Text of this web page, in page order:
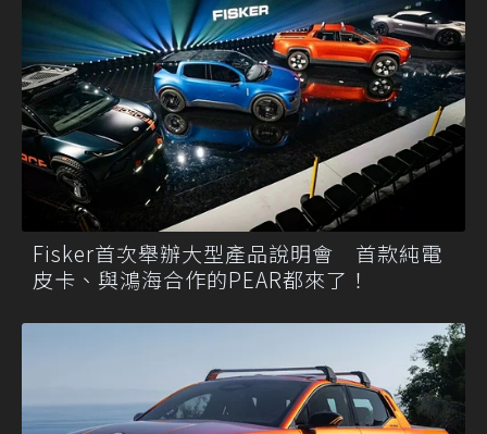
Fisker首次舉辦大型產品說明會 首款純電
皮卡、與鴻海合作的PEAR都來了！